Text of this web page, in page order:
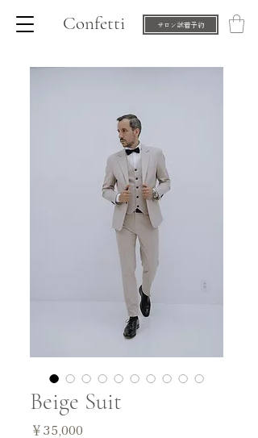
Confetti サロン試着予約
Beige Suit
￥35,000